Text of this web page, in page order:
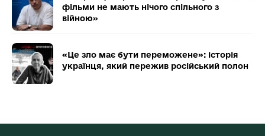
фільми не мають нічого спільного з
війною»
«Це зло має бути переможене»: історія
українця, який пережив російський полон